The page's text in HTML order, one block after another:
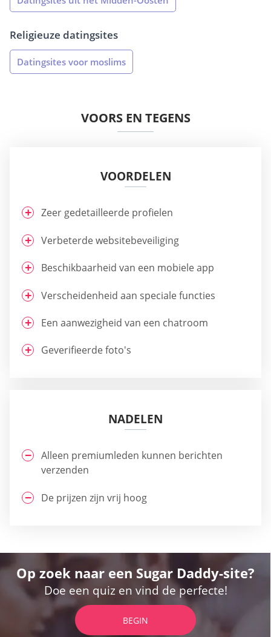
Religieuze datingsites
Datingsites voor moslims
VOORS EN TEGENS
VOORDELEN
Zeer gedetailleerde profielen
Verbeterde websitebeveiliging
Beschikbaarheid van een mobiele app
Verscheidenheid aan speciale functies
Een aanwezigheid van een chatroom
Geverifieerde foto's
NADELEN
Alleen premiumleden kunnen berichten
verzenden
De prijzen zijn vrij hoog
Op zoek naar een Sugar Daddy-site?
Doe een quiz en vind de perfecte!
BEGIN